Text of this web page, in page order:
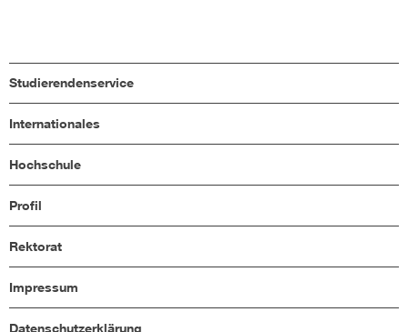
Studierendenservice
Internationales
Hochschule
Profil
Rektorat
Impressum
Datenschutzerklärung